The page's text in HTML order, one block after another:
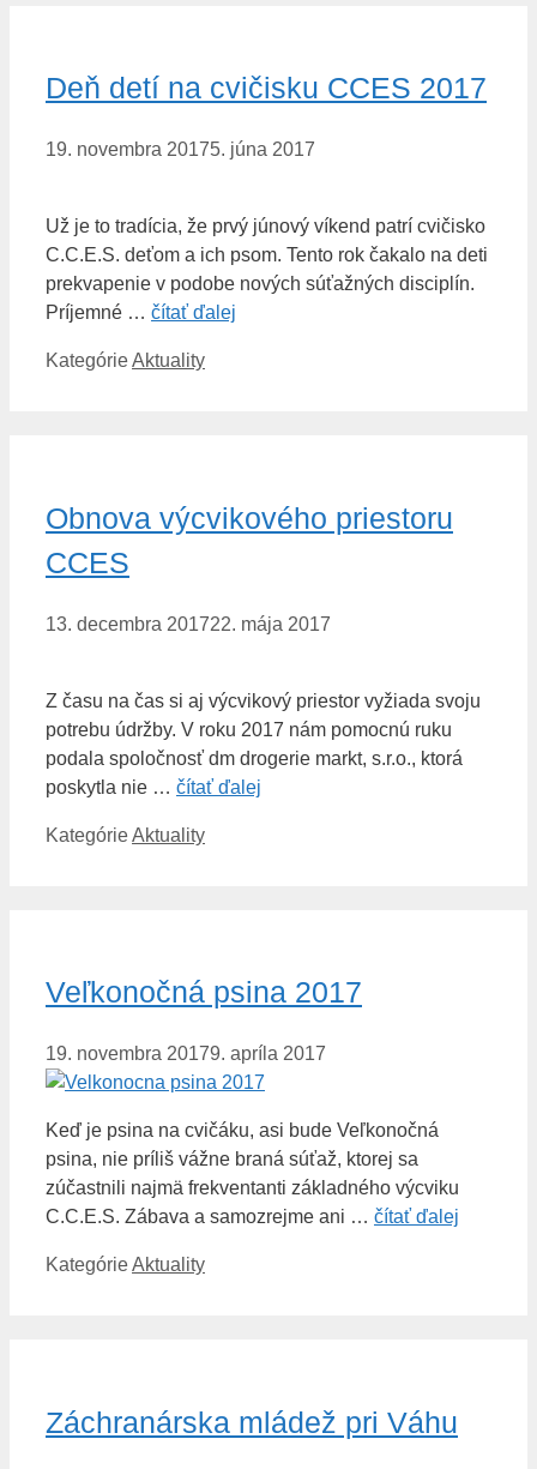
Deň detí na cvičisku CCES 2017
19. novembra 20175. júna 2017
Už je to tradícia, že prvý júnový víkend patrí cvičisko
C.C.E.S. deťom a ich psom. Tento rok čakalo na deti
prekvapenie v podobe nových súťažných disciplín.
Príjemné … čítať ďalej
KategórieAktuality
Obnova výcvikového priestoru
CCES
13. decembra 201722. mája 2017
Z času na čas si aj výcvikový priestor vyžiada svoju
potrebu údržby. V roku 2017 nám pomocnú ruku
podala spoločnosť dm drogerie markt, s.r.o., ktorá
poskytla nie … čítať ďalej
KategórieAktuality
Veľkonočná psina 2017
19. novembra 20179. apríla 2017
Keď je psina na cvičáku, asi bude Veľkonočná
psina, nie príliš vážne braná súťaž, ktorej sa
zúčastnili najmä frekventanti základného výcviku
C.C.E.S. Zábava a samozrejme ani … čítať ďalej
KategórieAktuality
Záchranárska mládež pri Váhu